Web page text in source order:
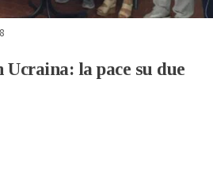
Ucraina: la pace su due